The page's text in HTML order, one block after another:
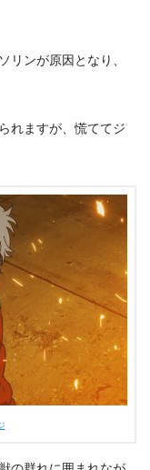
リンが原因となり、
れますが、慌ててジ